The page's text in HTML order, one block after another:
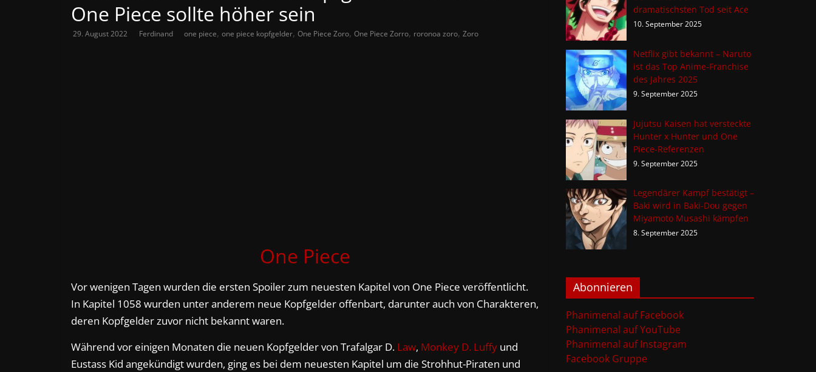
One Piece sollte höher sein
29. August 2022 Ferdinand one piece, one piece kopfgelder, One Piece Zoro, One Piece Zorro, roronoa zoro, Zoro
One Piece
Vor wenigen Tagen wurden die ersten Spoiler zum neuesten Kapitel von One Piece veröffentlicht.
In Kapitel 1058 wurden unter anderem neue Kopfgelder offenbart, darunter auch von Charakteren,
deren Kopfgelder zuvor nicht bekannt waren.
Während vor einigen Monaten die neuen Kopfgelder von Trafalgar D. Law, Monkey D. Luffy und
Eustass Kid angekündigt wurden, ging es bei dem neuesten Kapitel um die Strohhut-Piraten und
dramatischsten Tod seit Ace
10. September 2025
Netflix gibt bekannt – Naruto
ist das Top Anime-Franchise
des Jahres 2025
9. September 2025
Jujutsu Kaisen hat versteckte
Hunter x Hunter und One
Piece-Referenzen
9. September 2025
Legendärer Kampf bestätigt –
Baki wird in Baki-Dou gegen
Miyamoto Musashi kämpfen
8. September 2025
Abonnieren
Phanimenal auf Facebook
Phanimenal auf YouTube
Phanimenal auf Instagram
Facebook Gruppe